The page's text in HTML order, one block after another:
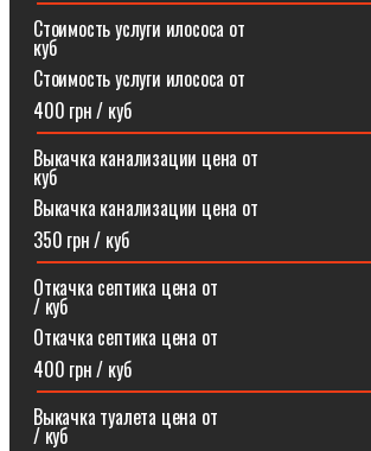
Стоимость услуги илососа
куб
Стоимость услуги илососа от
400 грн / куб
Выкачка канализации цена
куб
Выкачка канализации цена от
350 грн / куб
Откачка септика цена от
/ куб
Откачка септика цена от
400 грн / куб
Выкачка туалета цена от
/ куб